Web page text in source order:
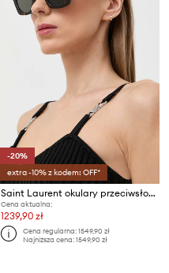
-20%
extra -10% z kodem: OFF*
Saint Laurent okulary przeciwsłoneczne KATE
Cena aktualna:
1239,90 zł
Cena regularna:1549,90 zł
Najniższa cena:1549,90 zł